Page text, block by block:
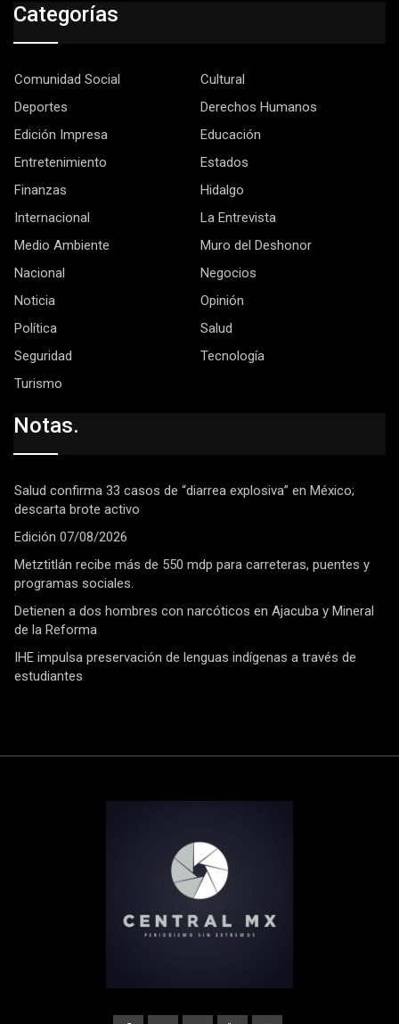
Categorías
Comunidad Social
Cultural
Deportes
Derechos Humanos
Edición Impresa
Educación
Entretenimiento
Estados
Finanzas
Hidalgo
Internacional
La Entrevista
Medio Ambiente
Muro del Deshonor
Nacional
Negocios
Noticia
Opinión
Política
Salud
Seguridad
Tecnología
Turismo
Notas.
Salud confirma 33 casos de “diarrea explosiva” en México;
descarta brote activo
Edición 07/08/2026
Metztitlán recibe más de 550 mdp para carreteras, puentes y
programas sociales.
Detienen a dos hombres con narcóticos en Ajacuba y Mineral
de la Reforma
IHE impulsa preservación de lenguas indígenas a través de
estudiantes